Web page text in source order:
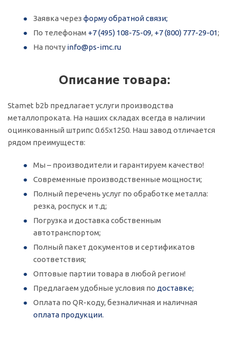
Заявка через форму обратной связи;
По телефонам +7 (495) 108-75-09, +7 (800) 777-29-01;
На почту info@ps-imc.ru
Описание товара:
Stamet b2b предлагает услуги производства
металлопроката. На наших складах всегда в наличии
оцинкованный штрипс 0.65х1250. Наш завод отличается
рядом преимуществ:
Мы – производители и гарантируем качество!
Современные производственные мощности;
Полный перечень услуг по обработке металла:
резка, роспуск и т.д;
Погрузка и доставка собственным
автотранспортом;
Полный пакет документов и сертификатов
соответствия;
Оптовые партии товара в любой регион!
Предлагаем удобные условия по доставке;
Оплата по QR-коду, безналичная и наличная
оплата продукции.